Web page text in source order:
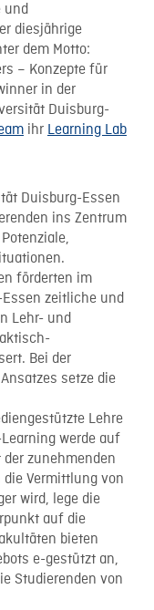
und
diesjährige
dem Motto:
– Konzepte für
in der
Duisburg-
ihr Learning Lab
Duisburg-Essen
ins Zentrum
förderten im
zeitliche und
Lehr- und
Bei der
setze die
Lehre
werde auf
zunehmenden
Vermittlung von
wird, lege die
auf die
bieten
e-gestützt an,
Studierenden von